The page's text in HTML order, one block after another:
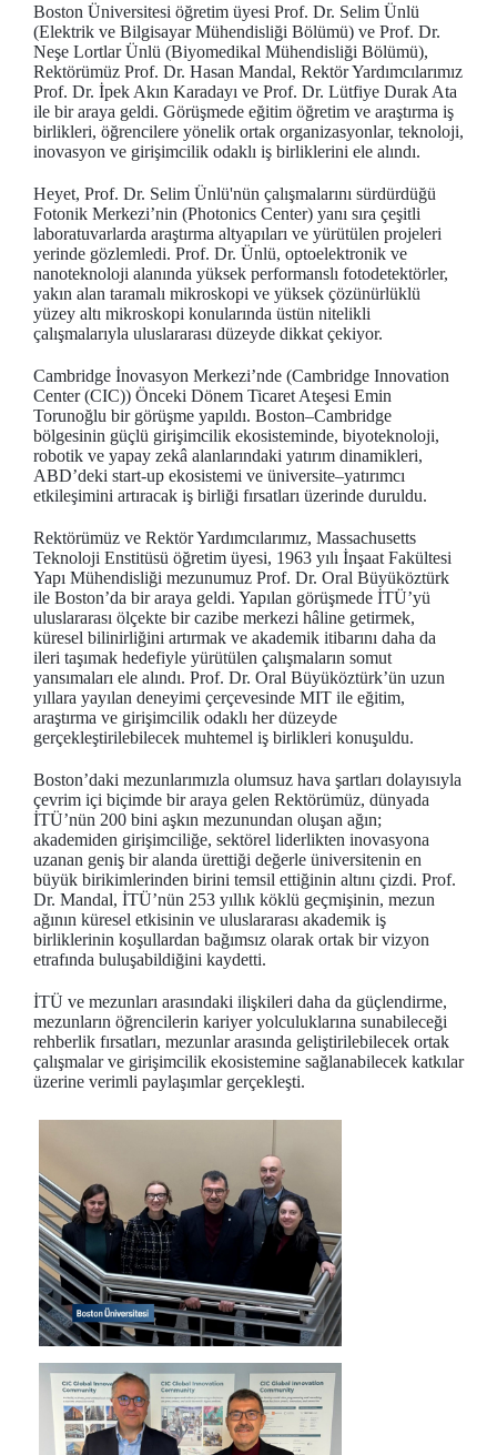
Boston Üniversitesi öğretim üyesi Prof. Dr. Selim Ünlü
(Elektrik ve Bilgisayar Mühendisliği Bölümü) ve Prof. Dr.
Neşe Lortlar Ünlü (Biyomedikal Mühendisliği Bölümü),
Rektörümüz Prof. Dr. Hasan Mandal, Rektör Yardımcılarımız
Prof. Dr. İpek Akın Karadayı ve Prof. Dr. Lütfiye Durak Ata
ile bir araya geldi. Görüşmede eğitim öğretim ve araştırma iş
birlikleri, öğrencilere yönelik ortak organizasyonlar, teknoloji,
inovasyon ve girişimcilik odaklı iş birliklerini ele alındı.
Heyet, Prof. Dr. Selim Ünlü'nün çalışmalarını sürdürdüğü
Fotonik Merkezi’nin (Photonics Center) yanı sıra çeşitli
laboratuvarlarda araştırma altyapıları ve yürütülen projeleri
yerinde gözlemledi. Prof. Dr. Ünlü, optoelektronik ve
nanoteknoloji alanında yüksek performanslı fotodetektörler,
yakın alan taramalı mikroskopi ve yüksek çözünürlüklü
yüzey altı mikroskopi konularında üstün nitelikli
çalışmalarıyla uluslararası düzeyde dikkat çekiyor.
Cambridge İnovasyon Merkezi’nde (Cambridge Innovation
Center (CIC)) Önceki Dönem Ticaret Ateşesi Emin
Torunoğlu bir görüşme yapıldı. Boston–Cambridge
bölgesinin güçlü girişimcilik ekosisteminde, biyoteknoloji,
robotik ve yapay zekâ alanlarındaki yatırım dinamikleri,
ABD’deki start-up ekosistemi ve üniversite–yatırımcı
etkileşimini artıracak iş birliği fırsatları üzerinde duruldu.
Rektörümüz ve Rektör Yardımcılarımız, Massachusetts
Teknoloji Enstitüsü öğretim üyesi, 1963 yılı İnşaat Fakültesi
Yapı Mühendisliği mezunumuz Prof. Dr. Oral Büyüköztürk
ile Boston’da bir araya geldi. Yapılan görüşmede İTÜ’yü
uluslararası ölçekte bir cazibe merkezi hâline getirmek,
küresel bilinirliğini artırmak ve akademik itibarını daha da
ileri taşımak hedefiyle yürütülen çalışmaların somut
yansımaları ele alındı. Prof. Dr. Oral Büyüköztürk’ün uzun
yıllara yayılan deneyimi çerçevesinde MIT ile eğitim,
araştırma ve girişimcilik odaklı her düzeyde
gerçekleştirilebilecek muhtemel iş birlikleri konuşuldu.
Boston’daki mezunlarımızla olumsuz hava şartları dolayısıyla
çevrim içi biçimde bir araya gelen Rektörümüz, dünyada
İTÜ’nün 200 bini aşkın mezunundan oluşan ağın;
akademiden girişimciliğe, sektörel liderlikten inovasyona
uzanan geniş bir alanda ürettiği değerle üniversitenin en
büyük birikimlerinden birini temsil ettiğinin altını çizdi. Prof.
Dr. Mandal, İTÜ’nün 253 yıllık köklü geçmişinin, mezun
ağının küresel etkisinin ve uluslararası akademik iş
birliklerinin koşullardan bağımsız olarak ortak bir vizyon
etrafında buluşabildiğini kaydetti.
İTÜ ve mezunları arasındaki ilişkileri daha da güçlendirme,
mezunların öğrencilerin kariyer yolculuklarına sunabileceği
rehberlik fırsatları, mezunlar arasında geliştirilebilecek ortak
çalışmalar ve girişimcilik ekosistemine sağlanabilecek katkılar
üzerine verimli paylaşımlar gerçekleşti.